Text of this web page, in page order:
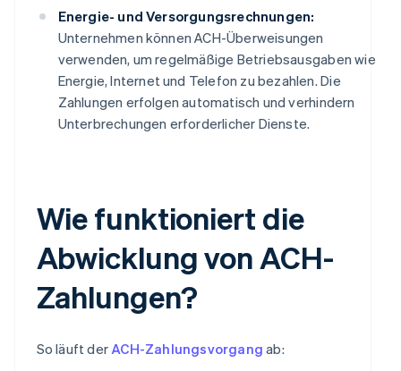
Energie- und Versorgungsrechnungen:
Unternehmen können ACH-Überweisungen
verwenden, um regelmäßige Betriebsausgaben wie
Energie, Internet und Telefon zu bezahlen. Die
Zahlungen erfolgen automatisch und verhindern
Unterbrechungen erforderlicher Dienste.
Wie funktioniert die
Abwicklung von ACH-
Zahlungen?
So läuft der ACH-Zahlungsvorgang ab: